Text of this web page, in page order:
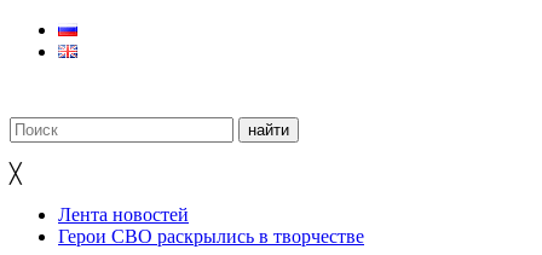
╳
Лента новостей
Герои СВО раскрылись в творчестве